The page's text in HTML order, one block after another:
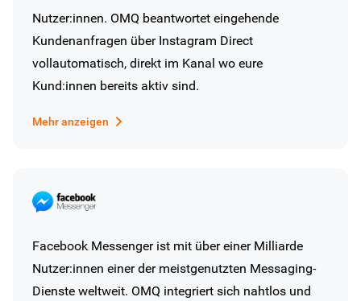
Nutzer:innen. OMQ beantwortet eingehende
Kundenanfragen über Instagram Direct
vollautomatisch, direkt im Kanal wo eure
Kund:innen bereits aktiv sind.
Mehr anzeigen
Facebook Messenger ist mit über einer Milliarde
Nutzer:innen einer der meistgenutzten Messaging-
Dienste weltweit. OMQ integriert sich nahtlos und